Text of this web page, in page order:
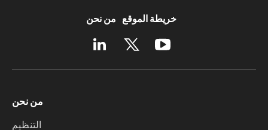
من نحن خريطة الموقع
من نحن
التنظيم